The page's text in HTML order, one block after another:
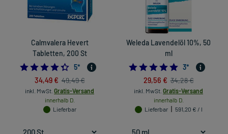
Calmvalera Hevert
Tabletten, 200 St
4.4
5*
34,49 € 49,49 €
inkl. MwSt. Gratis-Versand
innerhalb D.
Lieferbar
Weleda Lavendelöl 10%, 50
ml
5.0
3*
29,56 € 34,28 €
inkl. MwSt. Gratis-Versand
innerhalb D.
Lieferbar
591,20 € / l